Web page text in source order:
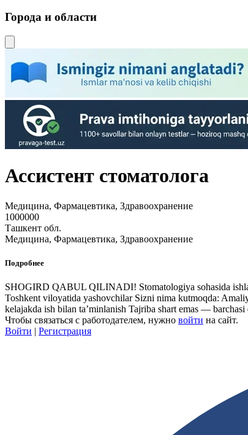
Города и области
Ассистент стоматолога
Медицина, Фармацевтика, Здравоохранение
1000000
Ташкент обл.
Медицина, Фармацевтика, Здравоохранение
Подробнее
SHOGIRD QABUL QILINADI! Stomatologiya sohasida
Toshkent viloyatida yashovchilar Sizni nima kutmoqda:
kelajakda ish bilan ta’minlanish Tajriba shart emas —
Чтобы связаться с работодателем, нужно войти на сайт.
Войти | Регистрация